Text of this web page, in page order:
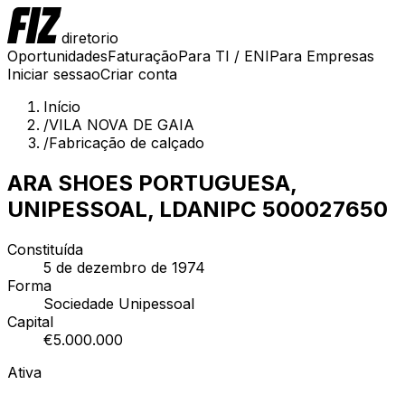
diretorio
OportunidadesFaturaçãoPara TI / ENIPara Empresas
Iniciar sessaoCriar conta
Início
/VILA NOVA DE GAIA
/Fabricação de calçado
ARA SHOES PORTUGUESA,
UNIPESSOAL, LDANIPC 500027650
Constituída
5 de dezembro de 1974
Forma
Sociedade Unipessoal
Capital
€5.000.000
Ativa